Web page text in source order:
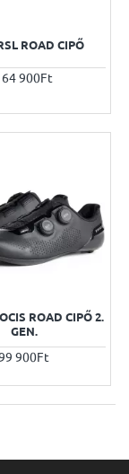
ROAD CIPŐ
900Ft
ROAD CIPŐ 2.
GEN.
900Ft